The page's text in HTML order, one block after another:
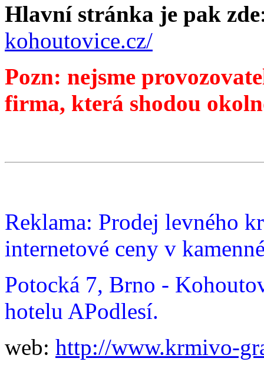
Hlavní stránka je pak zde
kohoutovice.cz/
Pozn: nejsme
firma, která shodou
Reklama: Prodej levného
internetové ceny v
Potocká 7, Brno -
hotelu APodlesí.
web: http://www.krmivo-